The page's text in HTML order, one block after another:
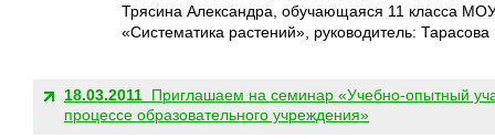
Трясина Александра, обучающаяся 11 класса
«Систематика растений», руководитель:
18.03.2011 Приглашаем на семинар «Учебно-опытный
процессе образовательного учреждения»